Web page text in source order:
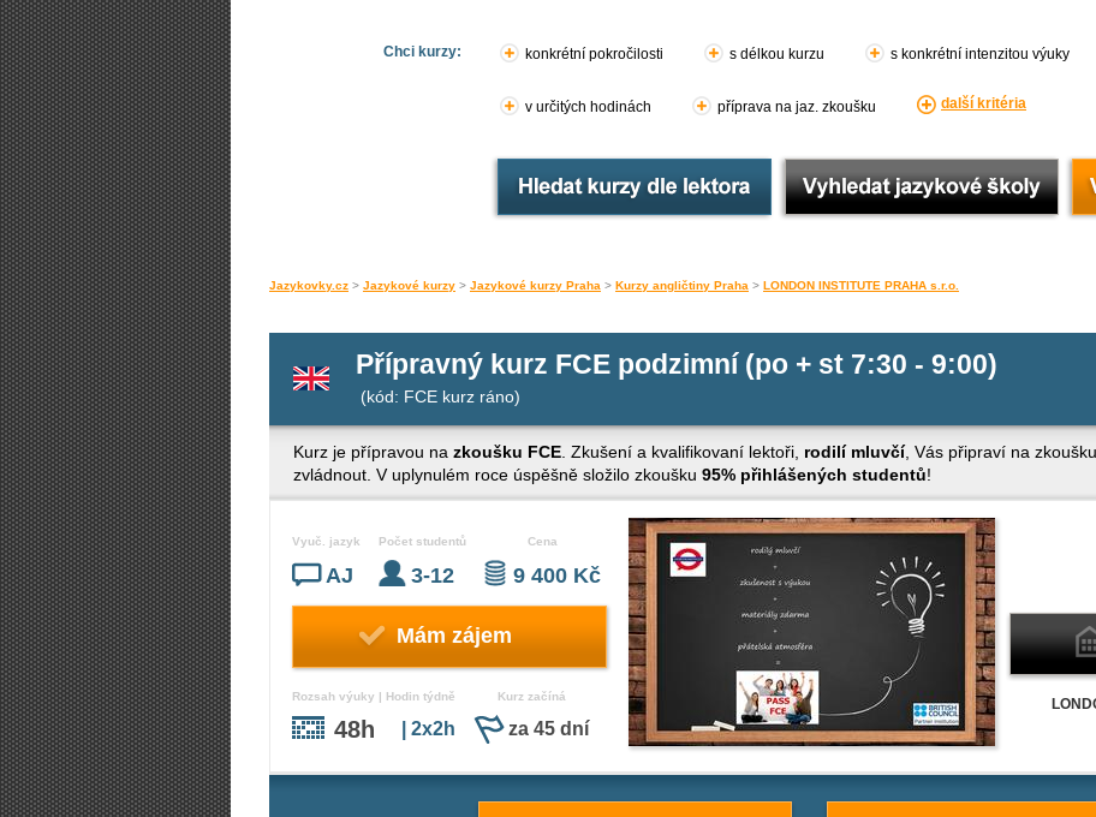
Chci kurzy: konkrétní pokročilosti s délkou kurzu s konkrétní intenzitou výuky
v určitých hodinách příprava na jaz. zkoušku další kritéria
Jazykovky.cz > Jazykové kurzy > Jazykové kurzy Praha > Kurzy angličtiny Praha > LONDON INSTITUTE PRAHA s.r.o.
Přípravný kurz FCE podzimní (po + st 7:30 - 9:00)
(kód: FCE kurz ráno)
Kurz je přípravou na zkoušku FCE . Zkušení a kvalifikovaní lektoři, rodilí mluvčí, Vás připraví na
zvládnout. V uplynulém roce úspěšně složilo zkoušku 95% přihlášených studentů!
Vyuč. jazyk
AJ
Počet studentů
3-12
Cena
9 400 Kč
Mám zájem
Rozsah výuky | Hodin týdně
48h | 2x2h
Kurz začíná
za 45 dní